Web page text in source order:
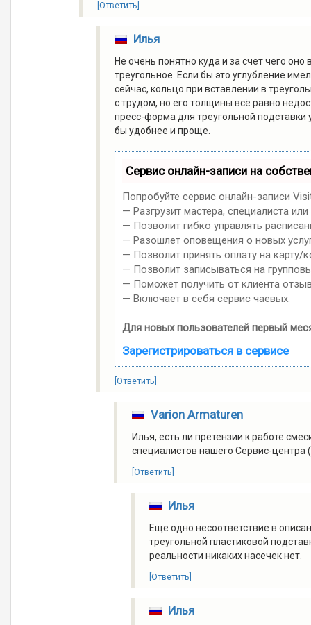
[Ответить]
Илья
Не очень понятно куда и за счет чего
треугольное. Если бы это углубление
сейчас, кольцо при вставлении в
с трудом, но его толщины всё равно
пресс-форма для треугольной
бы удобнее и проще.
Сервис онлайн-записи на
Попробуйте сервис онлайн-записи
— Разгрузит мастера, специалиста
— Позволит гибко управлять
— Разошлет оповещения о новых
— Позволит принять оплату на карту/
— Позволит записываться на
— Поможет получить от клиента
— Включает в себя сервис чаевых.
Для новых пользователей первый
Зарегистрироваться в сервисе
[Ответить]
Varion Armaturen
Илья, есть ли претензии к работе
специалистов нашего Сервис-центра
[Ответить]
Илья
Ещё одно несоответствие в
треугольной пластиковой
реальности никаких насечек нет.
[Ответить]
Илья